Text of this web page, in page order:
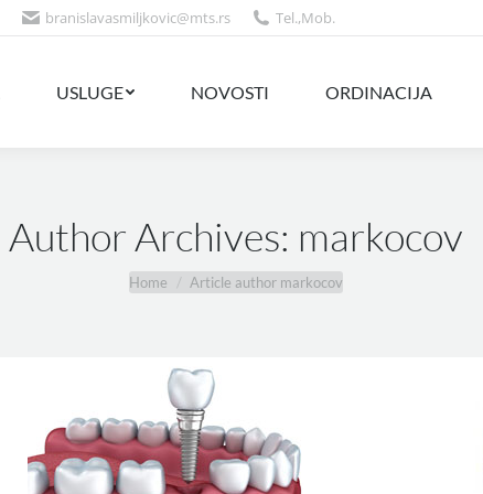
branislavasmiljkovic@mts.rs Tel.,Mob.
USLUGE NOVOSTI ORDINACIJA
Author Archives: markocov
You are here:
Home Article author markocov
NOVOSTI ORDINACIJA CENOVNIK